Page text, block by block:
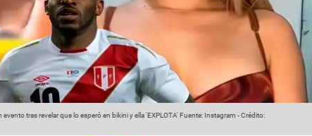
tras revelar que lo esperó en bikini y ella 'EXPLOTA' Fuente: Instagram -Crédito: